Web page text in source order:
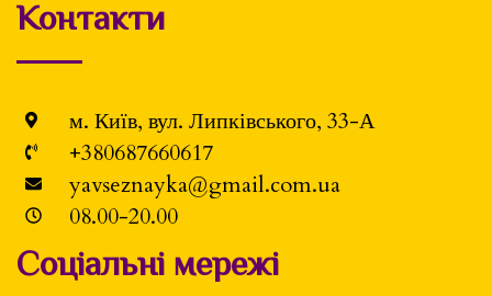
Контакти
м. Київ, вул. Липківського, 33-А
+380687660617
yavseznayka@gmail.com.ua
08.00-20.00
Соціальні мережі